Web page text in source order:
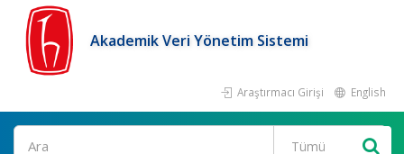
Akademik Veri Yönetim Sistemi
Araştırmacı Girişi English
Ara